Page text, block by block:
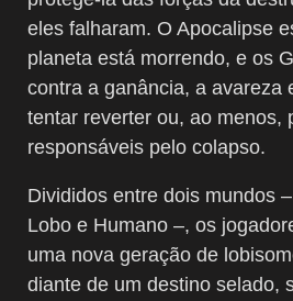
eles falharam. O Apocalipse
planeta está morrendo, e os
contra a ganância, a avareza
tentar reverter ou, ao menos,
responsáveis pelo colapso.
Divididos entre dois mundos
Lobo e Humano –, os
uma nova geração de
diante de um destino selado,